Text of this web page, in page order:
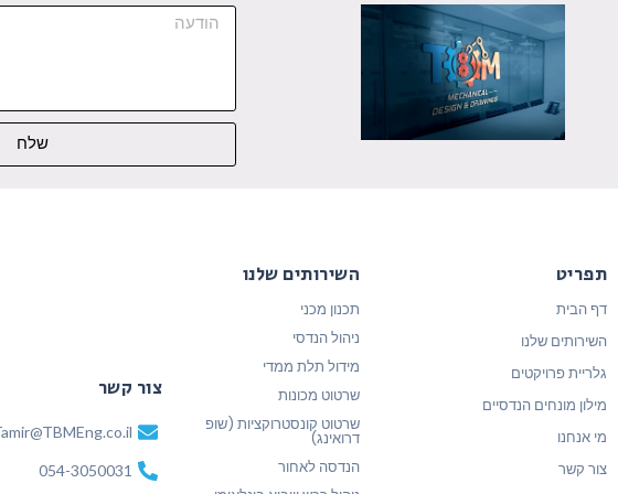
שלח
תפריט
דף הבית
השירותים שלנו
גלריית פרויקטים
מילון מונחים הנדסיים
מי אנחנו
צור קשר
השירותים שלנו
תכנון מכני
ניהול הנדסי
מידול תלת ממדי
שרטוט מכונות
שרטוט קונסטרוקציות (שופ
דרואינג)
הנדסה לאחור
צור קשר
054-3050031